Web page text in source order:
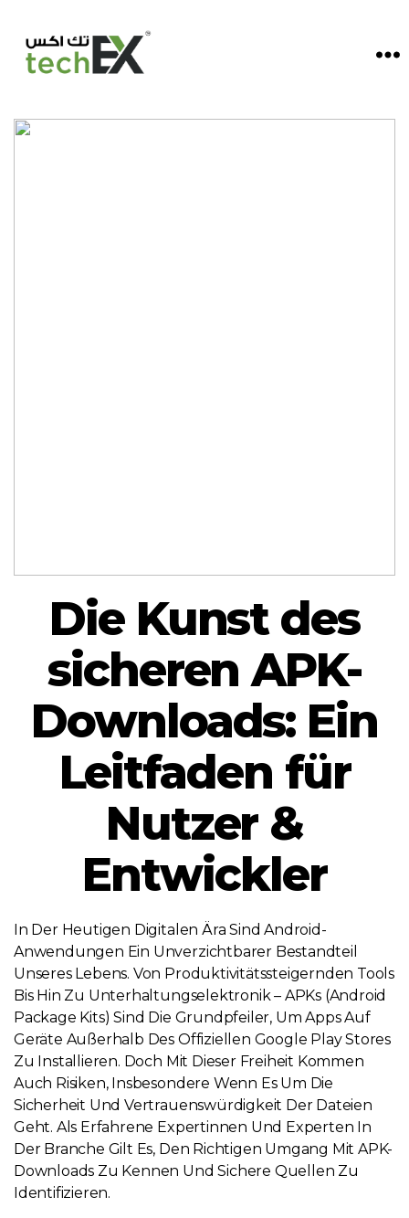
Die Kunst des
sicheren APK-
Downloads: Ein
Leitfaden für
Nutzer &
Entwickler
In Der Heutigen Digitalen Ära Sind Android-
Anwendungen Ein Unverzichtbarer Bestandteil
Unseres Lebens. Von Produktivitätssteigernden Tools
Bis Hin Zu Unterhaltungselektronik – APKs (Android
Package Kits) Sind Die Grundpfeiler, Um Apps Auf
Geräte Außerhalb Des Offiziellen Google Play Stores
Zu Installieren. Doch Mit Dieser Freiheit Kommen
Auch Risiken, Insbesondere Wenn Es Um Die
Sicherheit Und Vertrauenswürdigkeit Der Dateien
Geht. Als Erfahrene Expertinnen Und Experten In
Der Branche Gilt Es, Den Richtigen Umgang Mit APK-
Downloads Zu Kennen Und Sichere Quellen Zu
Identifizieren.